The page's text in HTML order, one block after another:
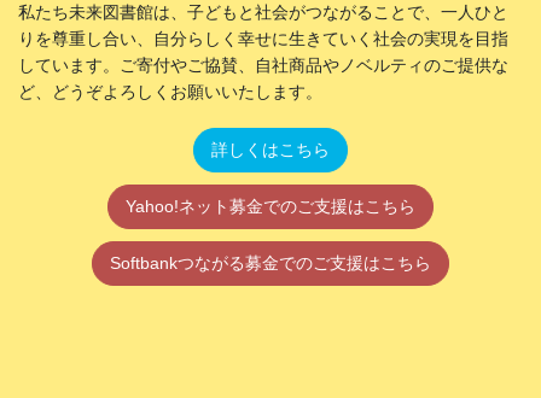
私たち未来図書館は、子どもと社会がつながることで、一人ひと
りを尊重し合い、自分らしく幸せに生きていく社会の実現を目指
しています。ご寄付やご協賛、自社商品やノベルティのご提供な
ど、どうぞよろしくお願いいたします。
詳しくはこちら
Yahoo!ネット募金でのご支援はこちら
Softbankつながる募金でのご支援はこちら